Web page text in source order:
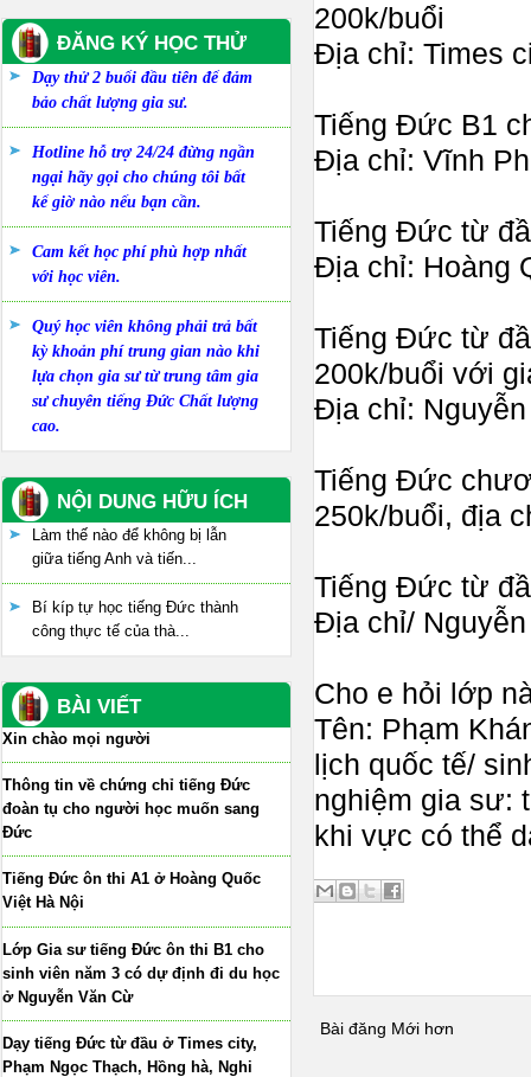
200k/buổi
Địa chỉ: Times
Tiếng Đức B1
Địa chỉ: Vĩnh
Tiếng Đức từ
Địa chỉ: Hoàng
Tiếng Đức từ
200k/buổi với
Địa chỉ:
Tiếng Đức
250k/buổi, địa
Tiếng Đức từ
Địa chỉ/
Cho e hỏi lớp
Tên: Phạm
lịch quốc tế/
nghiệm gia sư:
khi vực có thể
Bài đăng Mới hơn
ĐĂNG KÝ HỌC THỬ
Dạy thử 2 buổi đầu tiên để đảm
bảo chất lượng gia sư.
Hotline hỗ trợ 24/24 đừng ngần
ngại hãy gọi cho chúng tôi bất
kể giờ nào nếu bạn cần.
Cam kết học phí phù hợp nhất
với học viên.
Quý học viên không phải trả bất
kỳ khoản phí trung gian nào khi
lựa chọn gia sư từ trung tâm gia
sư chuyên tiếng Đức Chất lượng
cao.
NỘI DUNG HỮU ÍCH
Làm thế nào để không bị lẫn
giữa tiếng Anh và tiến...
Bí kíp tự học tiếng Đức thành
công thực tế của thà...
BÀI VIẾT
Xin chào mọi người
Thông tin về chứng chỉ tiếng Đức
đoàn tụ cho người học muốn sang
Đức
Tiếng Đức ôn thi A1 ở Hoàng Quốc
Việt Hà Nội
Lớp Gia sư tiếng Đức ôn thi B1 cho
sinh viên năm 3 có dự định đi du học
ở Nguyễn Văn Cừ
Dạy tiếng Đức từ đầu ở Times city,
Phạm Ngọc Thạch, Hồng hà, Nghi